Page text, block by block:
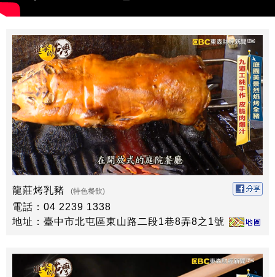
龍莊烤乳豬 (特色餐飲)
電話：04 2239 1338
地址：臺中市北屯區東山路二段1巷8弄8之1號